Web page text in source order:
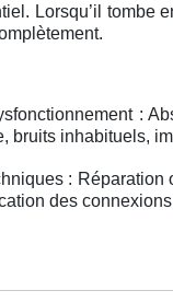
Lorsqu’il tombe
:
bruits inhabituels,
: Réparation
des